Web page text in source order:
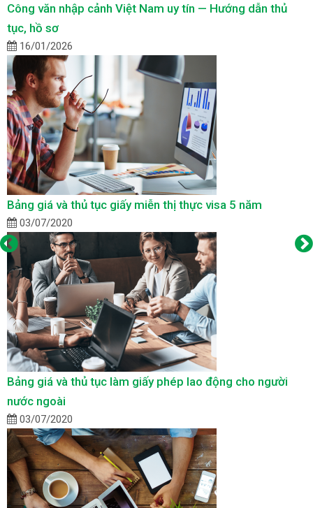
Công văn nhập cảnh Việt Nam uy tín — Hướng dẫn thủ
tục, hồ sơ
16/01/2026
Bảng giá và thủ tục giấy miễn thị thực visa 5 năm
03/07/2020
Bảng giá và thủ tục làm giấy phép lao động cho người
nước ngoài
03/07/2020